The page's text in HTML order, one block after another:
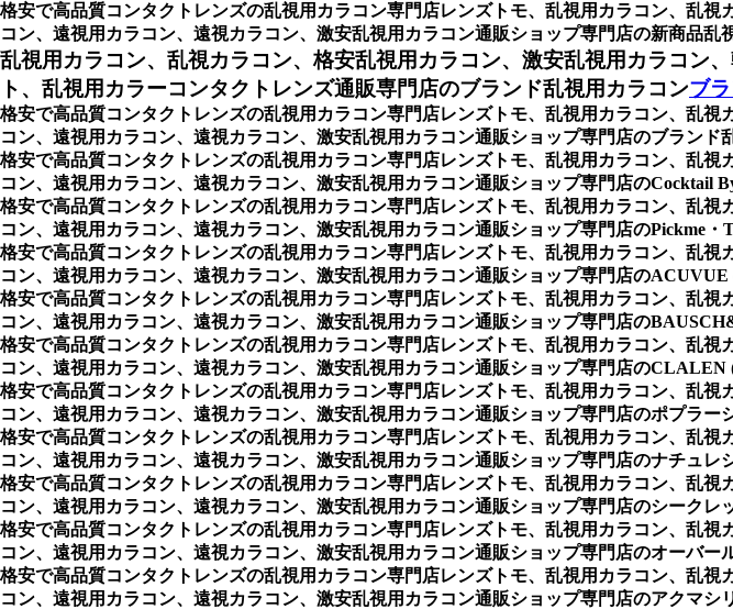
格安で高品質コンタクトレンズの乱視用カラコン専門店レンズトモ、乱視用カラコン、乱
コン、遠視用カラコン、遠視カラコン、激安乱視用カラコン通販ショップ専門店の新商品乱
乱視用カラコン、乱視カラコン、格安乱視用カラコン、激安乱視用カラコン
ト、乱視用カラーコンタクトレンズ通販専門店のブランド乱視用カラコンブ
格安で高品質コンタクトレンズの乱視用カラコン専門店レンズトモ、乱視用カラコン、乱
コン、遠視用カラコン、遠視カラコン、激安乱視用カラコン通販ショップ専門店のブランド
格安で高品質コンタクトレンズの乱視用カラコン専門店レンズトモ、乱視用カラコン、乱
コン、遠視用カラコン、遠視カラコン、激安乱視用カラコン通販ショップ専門店のCocktail
格安で高品質コンタクトレンズの乱視用カラコン専門店レンズトモ、乱視用カラコン、乱
コン、遠視用カラコン、遠視カラコン、激安乱視用カラコン通販ショップ専門店のPickme・
格安で高品質コンタクトレンズの乱視用カラコン専門店レンズトモ、乱視用カラコン、乱
コン、遠視用カラコン、遠視カラコン、激安乱視用カラコン通販ショップ専門店のACUVUE
格安で高品質コンタクトレンズの乱視用カラコン専門店レンズトモ、乱視用カラコン、乱
コン、遠視用カラコン、遠視カラコン、激安乱視用カラコン通販ショップ専門店の
格安で高品質コンタクトレンズの乱視用カラコン専門店レンズトモ、乱視用カラコン、乱
コン、遠視用カラコン、遠視カラコン、激安乱視用カラコン通販ショップ専門店のCLALEN
格安で高品質コンタクトレンズの乱視用カラコン専門店レンズトモ、乱視用カラコン、乱
コン、遠視用カラコン、遠視カラコン、激安乱視用カラコン通販ショップ専門店のポプラー
格安で高品質コンタクトレンズの乱視用カラコン専門店レンズトモ、乱視用カラコン、乱
コン、遠視用カラコン、遠視カラコン、激安乱視用カラコン通販ショップ専門店のナチュレ
格安で高品質コンタクトレンズの乱視用カラコン専門店レンズトモ、乱視用カラコン、乱
コン、遠視用カラコン、遠視カラコン、激安乱視用カラコン通販ショップ専門店のシークレ
格安で高品質コンタクトレンズの乱視用カラコン専門店レンズトモ、乱視用カラコン、乱
コン、遠視用カラコン、遠視カラコン、激安乱視用カラコン通販ショップ専門店のオーバー
格安で高品質コンタクトレンズの乱視用カラコン専門店レンズトモ、乱視用カラコン、乱
コン、遠視用カラコン、遠視カラコン、激安乱視用カラコン通販ショップ専門店のアクマシ